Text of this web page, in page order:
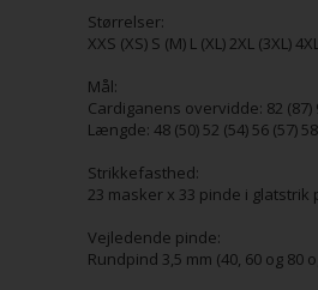
Størrelser:
XXS (XS) S (M) L (XL) 2XL (3XL)
Mål:
Cardiganens overvidde: 82 (87)
Længde: 48 (50) 52 (54) 56 (57)
Strikkefasthed:
23 masker x 33 pinde i glatstrik
Vejledende pinde:
Rundpind 3,5 mm (40, 60 og 80